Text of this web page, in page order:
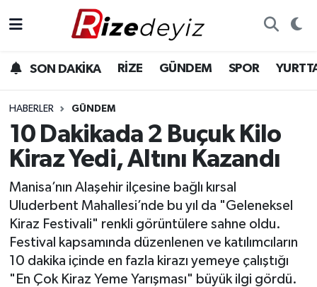
SON DAKİKA RİZE GÜNDEM SPOR
HABERLER GÜNDEM
10 Dakikada 2 Buçuk Kilo
Kiraz Yedi, Altını Kazandı
Manisa’nın Alaşehir ilçesine bağlı kırsal
Uluderbent Mahallesi’nde bu yıl da "Geleneksel
Kiraz Festivali" renkli görüntülere sahne oldu.
Festival kapsamında düzenlenen ve katılımcıların
10 dakika içinde en fazla kirazı yemeye çalıştığı
"En Çok Kiraz Yeme Yarışması" büyük ilgi gördü.
Gündem
Yurttan Haberler
Ekonomi
Teknoloji
Rize Hava Durumu
Rize Trafik Yoğunluk Haritası
Süper Lig Puan Durumu ve Fikstür
Tüm Manşetler
Son Dakika Haberleri
Haber Arşivi